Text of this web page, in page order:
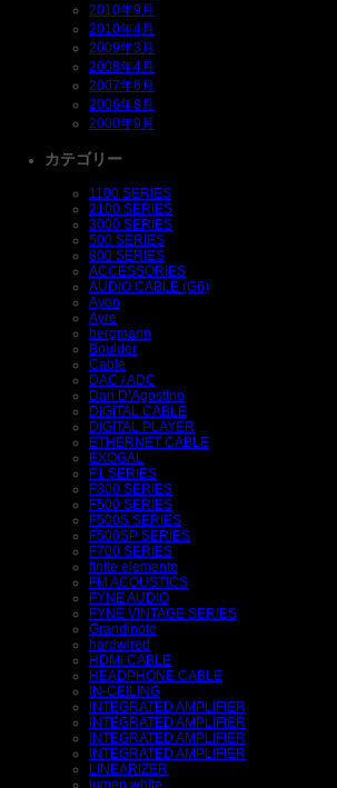
2010年9月
2010年4月
2009年3月
2008年4月
2007年6月
2006年8月
2000年9月
カテゴリー
1100 SERIES
2100 SERIES
3000 SERIES
500 SERIES
800 SERIES
ACCESSORIES
AUDIO CABLE (G6)
Ayon
Ayre
bergmann
Boulder
Cable
DAC / ADC
Dan D’Agostino
DIGITAL CABLE
DIGITAL PLAYER
ETHERNET CABLE
EXOGAL
F1 SERIES
F300 SERIES
F500 SERIES
F500S SERIES
F500SP SERIES
F700 SERIES
finite elemente
FM ACOUSTICS
FYNE AUDIO
FYNE VINTAGE SERIES
Grandinote
hardwired
HDMI CABLE
HEADPHONE CABLE
IN-CEILING
INTEGRATED AMPLIFIER
INTEGRATED AMPLIFIER
INTEGRATED AMPLIFIER
INTEGRATED AMPLIFIER
LINEARIZER
lumen white